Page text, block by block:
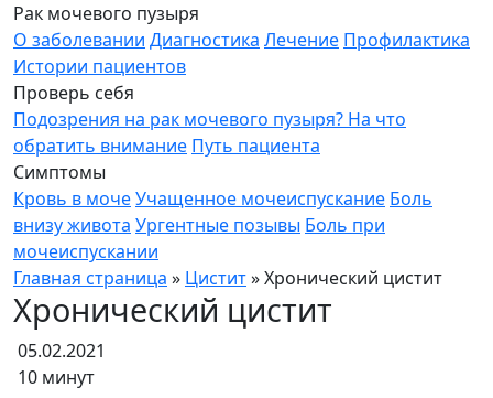
Рак мочевого пузыря
О заболевании Диагностика Лечение Профилактика
Истории пациентов
Проверь себя
Подозрения на рак мочевого пузыря? На что
обратить внимание Путь пациента
Симптомы
Кровь в мочеУчащенное мочеиспускание Боль
внизу живота Ургентные позывы Боль при
мочеиспускании
Главная страница » Цистит»Хронический цистит
Хронический цистит
05.02.2021
10 минут